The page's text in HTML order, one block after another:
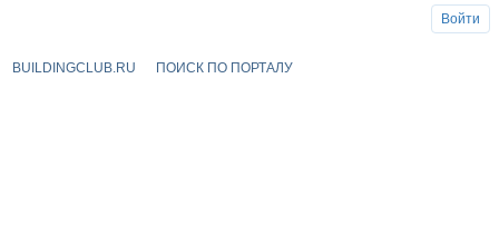
BUILDINGCLUB.RU ПОИСК ПО ПОРТАЛУ
Войти